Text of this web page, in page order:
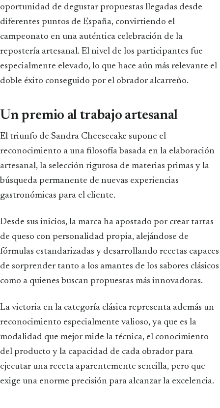
oportunidad de degustar propuestas llegadas desde
diferentes puntos de España, convirtiendo el
campeonato en una auténtica celebración de la
repostería artesanal. El nivel de los participantes fue
especialmente elevado, lo que hace aún más relevante el
doble éxito conseguido por el obrador alcarreño.
Un premio al trabajo artesanal
El triunfo de Sandra Cheesecake supone el
reconocimiento a una filosofía basada en la elaboración
artesanal, la selección rigurosa de materias primas y la
búsqueda permanente de nuevas experiencias
gastronómicas para el cliente.
Desde sus inicios, la marca ha apostado por crear tartas
de queso con personalidad propia, alejándose de
fórmulas estandarizadas y desarrollando recetas capaces
de sorprender tanto a los amantes de los sabores clásicos
como a quienes buscan propuestas más innovadoras.
La victoria en la categoría clásica representa además un
reconocimiento especialmente valioso, ya que es la
modalidad que mejor mide la técnica, el conocimiento
del producto y la capacidad de cada obrador para
ejecutar una receta aparentemente sencilla, pero que
exige una enorme precisión para alcanzar la excelencia.